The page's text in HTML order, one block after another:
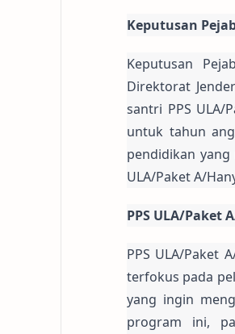
Keputusan
Keputusan
Direktorat
santri PPS ULA/
untuk tahun
pendidikan
ULA/Paket A/
PPS ULA/Paket
PPS ULA/Paket
terfokus pada
yang ingin
program ini,